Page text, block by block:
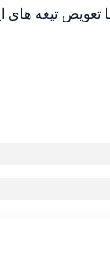
تعویض تیغه